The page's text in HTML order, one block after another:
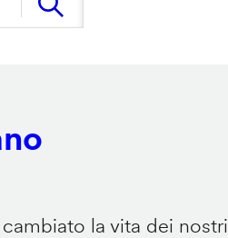
la vita dei nostri